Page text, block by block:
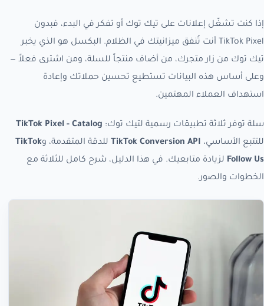
إذا كنت تشغّل إعلانات على تيك توك أو تفكر في البدء، فبدون
TikTok Pixel أنت تُنفق ميزانيتك في الظلام. البكسل هو الذي يخبر
تيك توك من زار متجرك، من أضاف منتجاً للسلة، ومن اشترى فعلاً —
وعلى أساس هذه البيانات تستطيع تحسين حملاتك وإعادة
استهداف العملاء المهتمين.
سلة توفر ثلاثة تطبيقات رسمية لتيك توك: TikTok Pixel - Catalog
للتتبع الأساسي، TikTok Conversion API للدقة المتقدمة، وTikTok
Follow Us لزيادة متابعيك. في هذا الدليل، شرح كامل للثلاثة مع
الخطوات والصور.